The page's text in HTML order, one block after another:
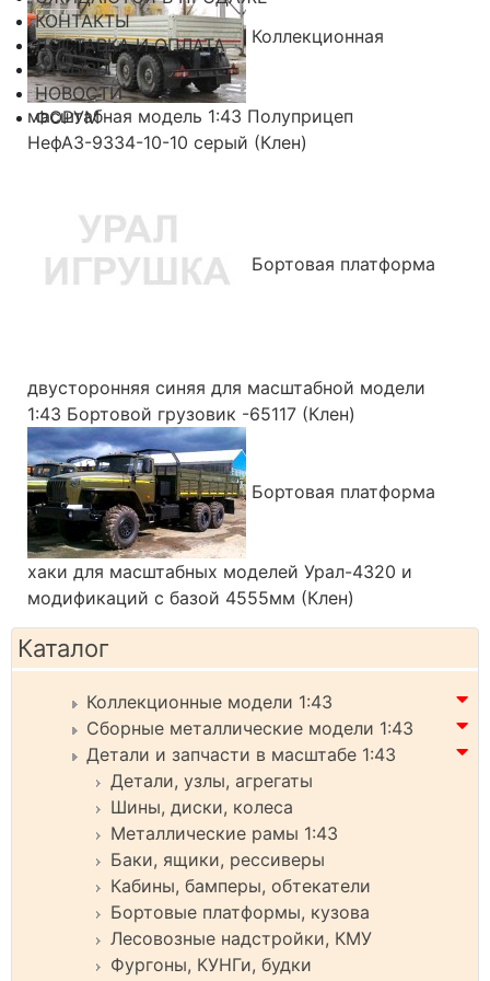
КОНТАКТЫ
ДОСТАВКА И ОПЛАТА
ОТЗЫВЫ
НОВОСТИ
ФОРУМ
Коллекционная
масштабная модель 1:43 Полуприцеп
НефАЗ-9334-10-10 серый (Клен)
Бортовая платформа
двусторонняя синяя для масштабной модели
1:43 Бортовой грузовик -65117 (Клен)
Бортовая платформа
хаки для масштабных моделей Урал-4320 и
модификаций с базой 4555мм (Клен)
Каталог
Коллекционные модели 1:43
Сборные металлические модели 1:43
Детали и запчасти в масштабе 1:43
Детали, узлы, агрегаты
Шины, диски, колеса
Металлические рамы 1:43
Баки, ящики, рессиверы
Кабины, бамперы, обтекатели
Бортовые платформы, кузова
Лесовозные надстройки, КМУ
Фургоны, КУНГи, будки